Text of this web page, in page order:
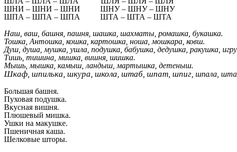
ШНИ – ШНИ – ШНИ ШНУ – ШНУ – ШНУ
ШПА – ШПА – ШПА ШТА – ШТА – ШТА
Наш, ваш, башня, пашня, шашка, шахматы, ромашка, букашка.
Тошка, Антошка, кошка, картошка, ноша, мошкара, ковш.
Душ, душа, мушка, ушла, подушка, бабушка, дедушка, ракушка,
Тишь, тишина, мишка, вишня, шишка.
Мышь, мышка, камыш, ландыш, мартышка, детеныш.
Шкаф, шпилька, шкура, школа, штаб, шпат, шпиг, шпала,
Большая башня.
Пуховая подушка.
Вкусная вишня.
Плюшевый мишка.
Ушки на макушке.
Пшеничная каша.
Шелковые шторы.